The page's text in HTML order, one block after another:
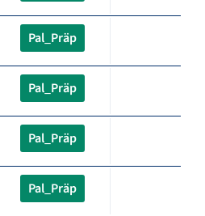
Pal_Präp
Pal_Präp
Pal_Präp
Pal_Präp